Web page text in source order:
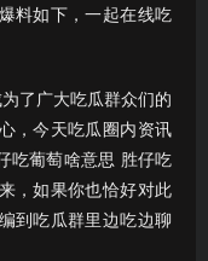
料如下，一起在线吃
了广大吃瓜群众们的
，今天吃瓜圈内资讯
吃葡萄啥意思 胜仔吃
，如果你也恰好对此
到吃瓜群里边吃边聊